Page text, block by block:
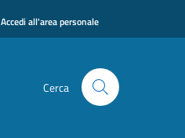
Accedi all'area personale
Cerca